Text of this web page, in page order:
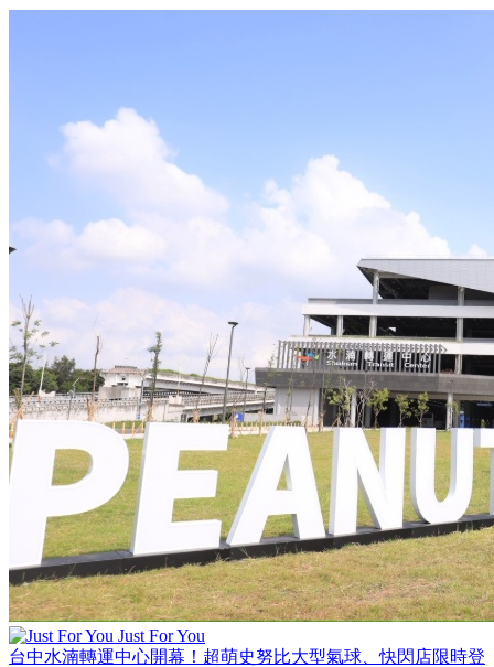
Just For You
台中水湳轉運中心開幕！超萌史努比大型氣球、快閃店限時登